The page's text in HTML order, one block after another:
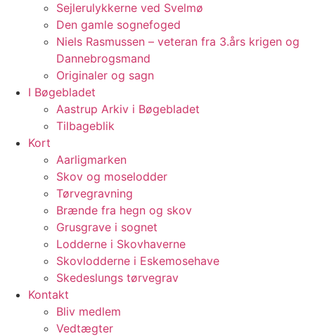
Sejlerulykkerne ved Svelmø
Den gamle sognefoged
Niels Rasmussen – veteran fra 3.års krigen og
Dannebrogsmand
Originaler og sagn
I Bøgebladet
Aastrup Arkiv i Bøgebladet
Tilbageblik
Kort
Aarligmarken
Skov og moselodder
Tørvegravning
Brænde fra hegn og skov
Grusgrave i sognet
Lodderne i Skovhaverne
Skovlodderne i Eskemosehave
Skedeslungs tørvegrav
Kontakt
Bliv medlem
Vedtægter